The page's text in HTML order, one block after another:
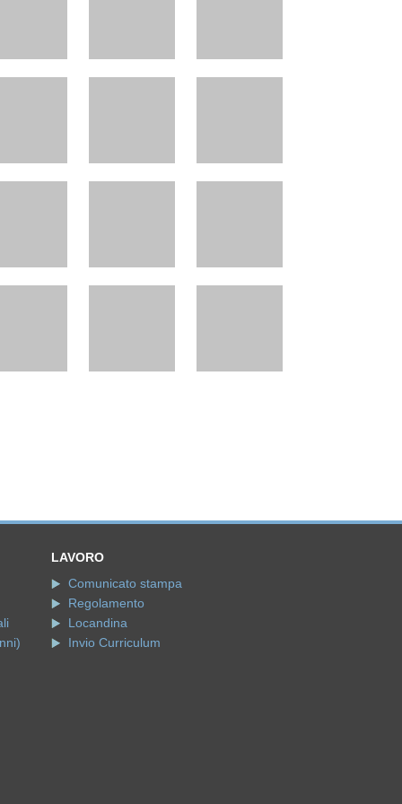
LAVORO
Comunicato stampa
Regolamento
Locandina
Invio Curriculum